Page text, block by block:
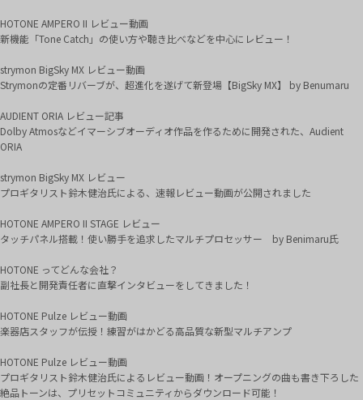
HOTONE AMPERO II レビュー動画
新機能「Tone Catch」の使い方や聴き比べなどを中心にレビュー！
strymon BigSky MX レビュー動画
Strymonの定番リバーブが、超進化を遂げて新登場【BigSky MX】 by Benumaru
AUDIENT ORIA レビュー記事
Dolby Atmosなどイマーシブオーディオ作品を作るために開発された、Audient
ORIA
strymon BigSky MX レビュー
プロギタリスト鈴木健治氏による、速報レビュー動画が公開されました
HOTONE AMPERO II STAGE レビュー
タッチパネル搭載！使い勝手を追求したマルチプロセッサー by Benimaru氏
HOTONE ってどんな会社？
副社長と開発責任者に直撃インタビューをしてきました！
HOTONE Pulze レビュー動画
楽器店スタッフが伝授！練習がはかどる高品質な新型マルチアンプ
HOTONE Pulze レビュー動画
プロギタリスト鈴木健治氏によるレビュー動画！オープニングの曲も書き下ろした
絶品トーンは、プリセットコミュニティからダウンロード可能！